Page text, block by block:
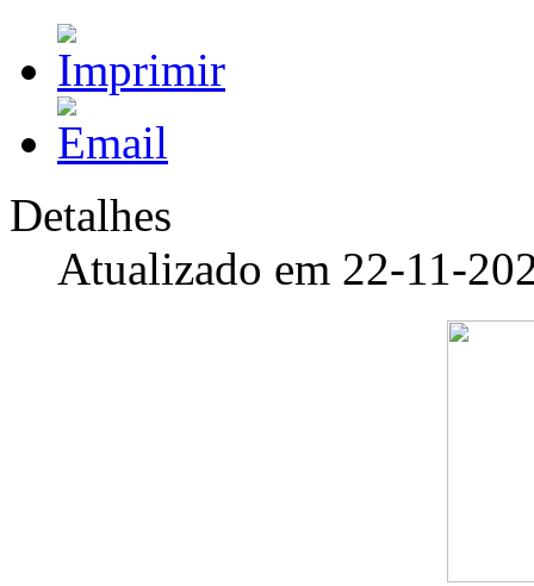
Detalhes
Atualizado em 22-11-